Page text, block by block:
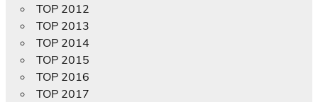
TOP 2012
TOP 2013
TOP 2014
TOP 2015
TOP 2016
TOP 2017